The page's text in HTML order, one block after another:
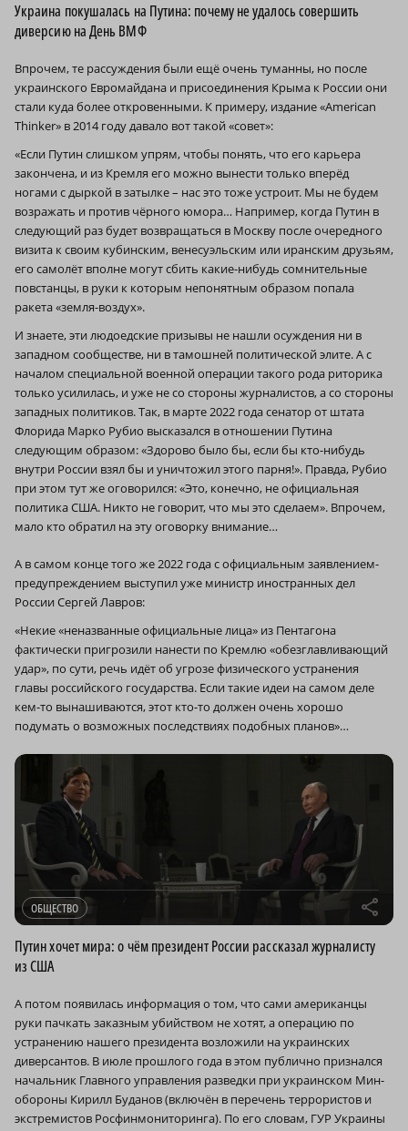
Украина покушалась на Путина: почему не удалось совершить
диверсию на День ВМФ
Впрочем, те рассуждения были ещё очень туманны, но после
украинского Евромайдана и присоединения Крыма к России они
стали куда более откровенными. К примеру, издание «American
Thinker» в 2014 году давало вот такой «совет»:
«Если Путин слишком упрям, чтобы понять, что его карьера
закончена, и из Кремля его можно вынести только вперёд
ногами с дыркой в затылке – нас это тоже устроит. Мы не будем
возражать и против чёрного юмора… Например, когда Путин в
следующий раз будет возвращаться в Москву после очередного
визита к своим кубинским, венесуэльским или иранским друзьям,
его самолёт вполне могут сбить какие-нибудь сомнительные
повстанцы, в руки к которым непонятным образом попала
ракета «земля-воздух».
И знаете, эти людоедские призывы не нашли осуждения ни в
западном сообществе, ни в тамошней политической элите. А с
началом специальной военной операции такого рода риторика
только усилилась, и уже не со стороны журналистов, а со стороны
западных политиков. Так, в марте 2022 года сенатор от штата
Флорида Марко Рубио высказался в отношении Путина
следующим образом: «Здорово было бы, если бы кто-нибудь
внутри России взял бы и уничтожил этого парня!». Правда, Рубио
при этом тут же оговорился: «Это, конечно, не официальная
политика США. Никто не говорит, что мы это сделаем». Впрочем,
мало кто обратил на эту оговорку внимание…
А в самом конце того же 2022 года с официальным заявлением-
предупреждением выступил уже министр иностранных дел
России Сергей Лавров:
«Некие «неназванные официальные лица» из Пентагона
фактически пригрозили нанести по Кремлю «обезглавливающий
удар», по сути, речь идёт об угрозе физического устранения
главы российского государства. Если такие идеи на самом деле
кем-то вынашиваются, этот кто-то должен очень хорошо
подумать о возможных последствиях подобных планов»…
ОБЩЕСТВО r
Путин хочет мира: о чём президент России рассказал журналисту
из США
А потом появилась информация о том, что сами американцы
руки пачкать заказным убийством не хотят, а операцию по
устранению нашего президента возложили на украинских
диверсантов. В июле прошлого года в этом публично признался
начальник Главного управления разведки при украинском Мин­
обороны Кирилл Буданов (включён в перечень террористов и
экстремистов Росфинмониторинга). По его словам, ГУР Украины